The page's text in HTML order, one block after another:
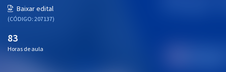
Atendimento
Baixar edital
(CÓDIGO: 207137)
83
Horas de aula